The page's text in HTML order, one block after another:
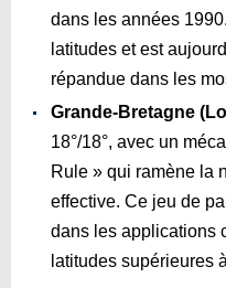
dans les années
latitudes et est
répandue dans les
Grande-Bretagne
18°/18°, avec un
Rule » qui ramène la
effective. Ce jeu de
dans les applications
latitudes supérieures